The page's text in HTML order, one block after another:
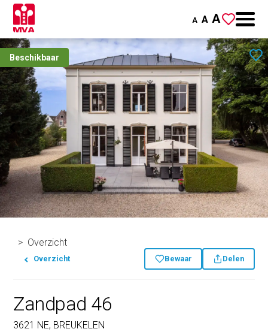
A A A
Beschikbaar
Overzicht
Overzicht Bewaar Delen
Zandpad 46
3621 NE, BREUKELEN